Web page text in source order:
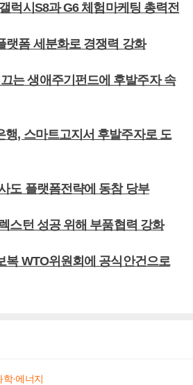
럭시S8과 G6 체험마케팅 총력전
랫폼 세분화로 경쟁력 강화
는 생애주기펀드에 후발주자 속
행, 스마트고지서 후발주자로 도
도 플랫폼전략에 동참 당부
스턴 성공 위해 부품협력 강화
복 WTO위원회에 공식안건으로
학·에너지